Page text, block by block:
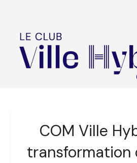
COM Ville
transformation